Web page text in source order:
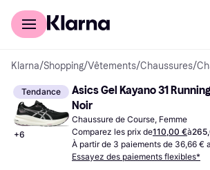
Acheter avec Klarna
Klarna/Shopping/Vêtements/Chaussures/
Tendance
+6
Asics Gel Kayano 31
Noir
Chaussure de Course, Femme
Comparez les prix de110,00 €à
À partir de 3 paiements de 36,66 €
Essayez des paiements flexibles*